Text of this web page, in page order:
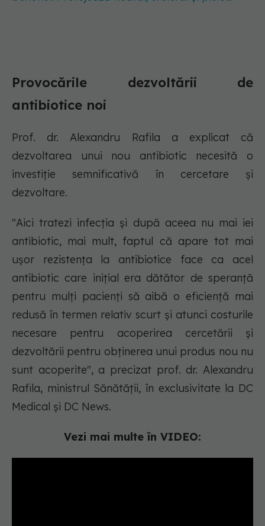
Provocările dezvoltării de
antibiotice noi
Prof. dr. Alexandru Rafila a explicat că
dezvoltarea unui nou antibiotic necesită o
investiție semnificativă în cercetare și
dezvoltare.
"Aici tratezi infecția și după aceea nu mai iei
antibiotic, mai mult, faptul că apare tot mai
ușor rezistența la antibiotice face ca acel
antibiotic care inițial era dătător de speranță
pentru mulți pacienți să aibă o eficiență mai
redusă în termen relativ scurt și atunci costurile
necesare pentru acoperirea cercetării și
dezvoltării pentru obținerea unui produs nou nu
sunt acoperite", a precizat prof. dr. Alexandru
Rafila, ministrul Sănătății, în exclusivitate la DC
Medical și DC News.
Vezi mai multe în VIDEO: